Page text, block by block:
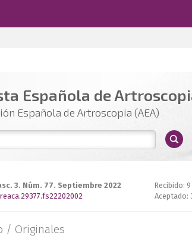
Española de
Española de Artroscopia (AEA)
3. Núm. 77. Septiembre 2022
Recibido:
Aceptado:
/ Originales